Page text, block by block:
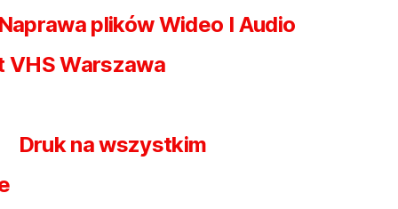
plików Wideo I Audio
Warszawa
Druk na wszystkim